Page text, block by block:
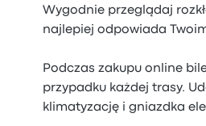
Wygodnie przeglądaj
najlepiej odpowiada
Podczas zakupu online
przypadku każdej trasy.
klimatyzację i gniazdka